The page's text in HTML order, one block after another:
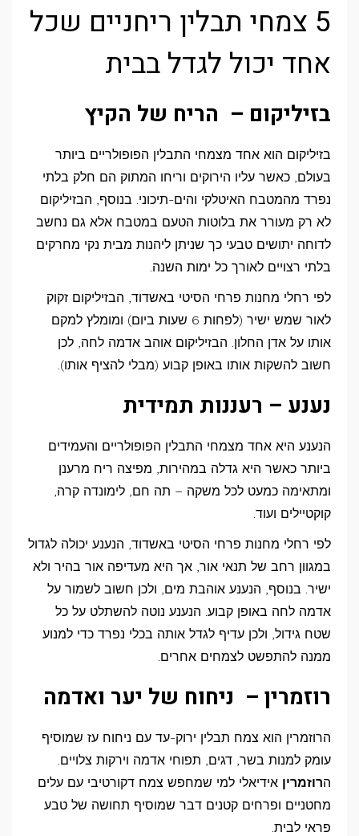
5 צמחי תבלין ריחניים שכל
אחד יכול לגדל בבית
בזיליקום – הריח של הקיץ
בזיליקום הוא אחד מצמחי התבלין הפופולריים ביותר
בעולם, כאשר עליו הירוקים וריחו המתוק הם חלק בלתי
נפרד מהמטבח האיטלקי והים-תיכוני. בנוסף, הבזיליקום
לא רק מעורר את בלוטות הטעם במטבח אלא גם נחשב
לדוחה יתושים טבעי כך שניתן ליהנות מבית נקי מחרקים
בלתי רצויים לאורך כל ימות השנה.
לפי רחלי מחנות פרחי הסיטי באשדוד, הבזיליקום זקוק
לאור שמש ישיר (לפחות 6 שעות ביום) ומומלץ למקם
אותו על אדן החלון. הבזיליקום אוהב אדמה לחה, לכן
חשוב להשקות אותו באופן קבוע (מבלי להציף אותו).
נענע – רעננות תמידית
הנענע היא אחד מצמחי התבלין הפופולריים והעמידים
ביותר כאשר היא גדלה במהירות, מפיצה ריח מרענן
ומתאימה כמעט לכל משקה – תה חם, לימונדה קרה,
קוקטיילים ועוד.
לפי רחלי מחנות פרחי הסיטי באשדוד, הנענע יכולה לגדול
במגוון רחב של תנאי אור, אך היא מעדיפה אור בהיר ולא
ישיר. בנוסף, הנענע אוהבת מים, ולכן חשוב לשמור על
אדמה לחה באופן קבוע. הנענע נוטה להשתלט על כל
שטח גידול, ולכן עדיף לגדל אותה בכלי נפרד כדי למנוע
ממנה להתפשט לצמחים אחרים.
רוזמרין – ניחוח של יער ואדמה
הרוזמרין הוא צמח תבלין ירוק-עד עם ניחוח עז שמוסיף
עומק למנות בשר, דגים, תפוחי אדמה וירקות צלויים.
הרוזמרין אידיאלי למי שמחפש צמח דקורטיבי עם עלים
מחטניים ופרחים קטנים דבר שמוסיף תחושה של טבע
פראי לבית.